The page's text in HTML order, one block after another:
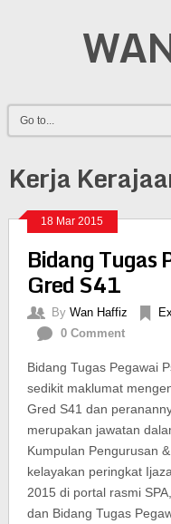
Kerja
18 Mar 2015
Bidang Tugas
Gred S41
By Wan Haffiz
0 Comment
Bidang Tugas Pegawai
sedikit maklumat
Gred S41 dan
merupakan jawatan
Kumpulan Pengurusan
kelayakan peringkat
2015 di portal rasmi
dan Bidang Tugas